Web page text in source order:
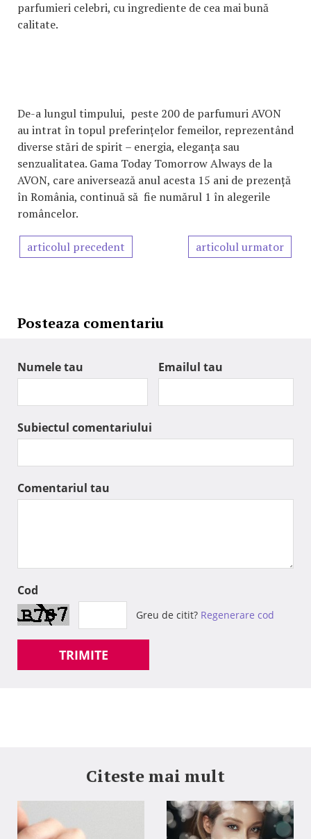
parfumieri celebri, cu ingrediente de cea mai bună
calitate.
De-a lungul timpului, peste 200 de parfumuri AVON
au intrat în topul preferințelor femeilor, reprezentând
diverse stări de spirit – energia, eleganța sau
senzualitatea. Gama Today Tomorrow Always de la
AVON, care aniversează anul acesta 15 ani de prezență
în România, continuă să fie numărul 1 în alegerile
româncelor.
articolul precedent articolul urmator
Posteaza comentariu
Numele tau Emailul tau
Subiectul comentariului
Comentariul tau
Cod
Greu de citit? Regenerare cod
TRIMITE
Citeste mai mult